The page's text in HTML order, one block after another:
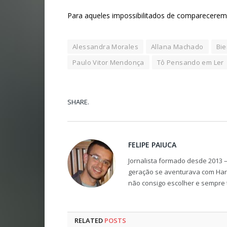
Para aqueles impossibilitados de
Alessandra Morales Allana Machado
Paulo Vitor Mendonça
Tô Pensando em Ler
SHARE.
FELIPE PAIUCA
Jornalista formado desde 2013
geração se aventurava com
não consigo escolher e
RELATED POSTS